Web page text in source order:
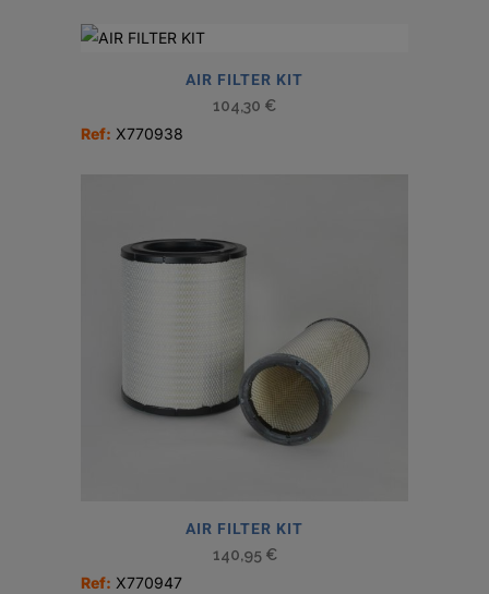
AIR FILTER KIT
104,30 €
Ref: X770938
AIR FILTER KIT
140,95 €
Ref: X770947